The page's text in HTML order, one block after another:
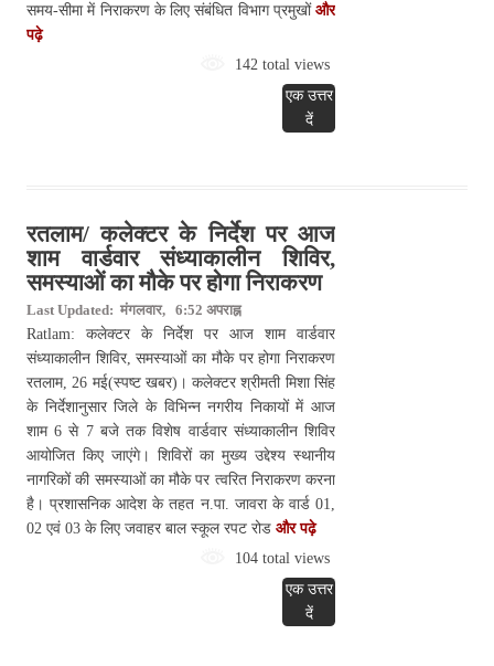
समय-सीमा में निराकरण के लिए संबंधित विभाग प्रमुखों और
पढ़े
142 total views
एक उत्तर
दें
रतलाम/ कलेक्टर के निर्देश पर आज
शाम वार्डवार संध्याकालीन शिविर,
समस्याओं का मौके पर होगा निराकरण
Last Updated: मंगलवार, 6:52 अपराह्न
Ratlam: कलेक्टर के निर्देश पर आज शाम वार्डवार
संध्याकालीन शिविर, समस्याओं का मौके पर होगा निराकरण
रतलाम, 26 मई(स्पष्ट खबर)। कलेक्टर श्रीमती मिशा सिंह
के निर्देशानुसार जिले के विभिन्न नगरीय निकायों में आज
शाम 6 से 7 बजे तक विशेष वार्डवार संध्याकालीन शिविर
आयोजित किए जाएंगे। शिविरों का मुख्य उद्देश्य स्थानीय
नागरिकों की समस्याओं का मौके पर त्वरित निराकरण करना
है। प्रशासनिक आदेश के तहत न.पा. जावरा के वार्ड 01,
02 एवं 03 के लिए जवाहर बाल स्कूल रपट रोड और पढ़े
104 total views
एक उत्तर
दें